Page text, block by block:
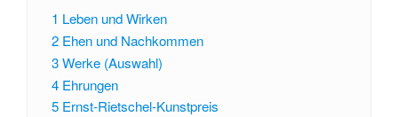
1 Leben und Wirken
2 Ehen und Nachkommen
3Werke (Auswahl)
4 Ehrungen
5 Ernst-Rietschel-Kunstpreis